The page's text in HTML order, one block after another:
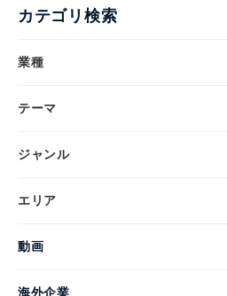
カテゴリ検索
業種
テーマ
ジャンル
エリア
動画
海外企業